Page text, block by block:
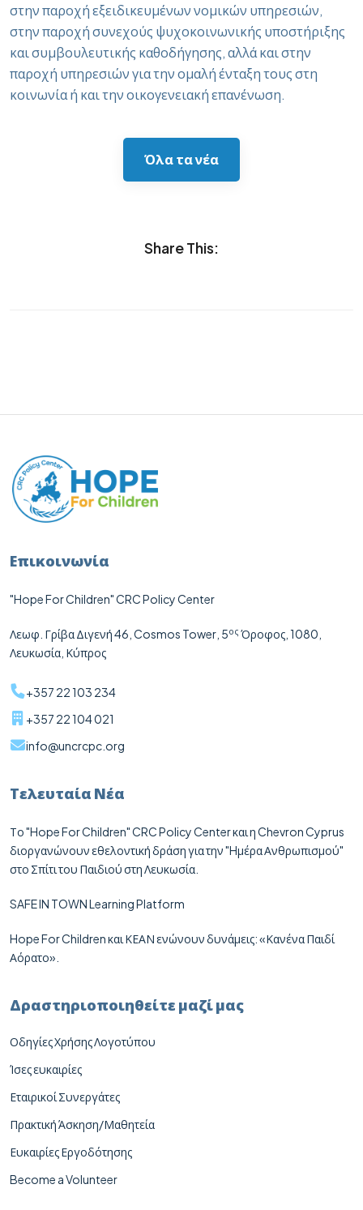
στην παροχή εξειδικευμένων νομικών υπηρεσιών,
στην παροχή συνεχούς ψυχοκοινωνικής υποστήριξης
και συμβουλευτικής καθοδήγησης, αλλά και στην
παροχή υπηρεσιών για την ομαλή ένταξη τους στη
κοινωνία ή και την οικογενειακή επανένωση.
Όλα τα νέα
Share This:
Επικοινωνία
"Hope For Children" CRC Policy Center
Λεωφ. Γρίβα Διγενή 46, Cosmos Tower , 5ος Όροφος, 1080,
Λευκωσία, Κύπρος
+357 22 103 234
+357 22 104 021
info@uncrcpc.org
Τελευταία Νέα
Το "Hope For Children" CRC Policy Center και η Chevron Cyprus
διοργανώνουν εθελοντική δράση για την "Hμέρα Ανθρωπισμού"
στο Σπίτι του Παιδιού στη Λευκωσία.
SAFE IN TOWN Learning Platform
Hope For Children και ΚΕΑΝ ενώνουν δυνάμεις: «Κανένα Παιδί
Αόρατο».
Δραστηριοποιηθείτε μαζί μας
Οδηγίες Χρήσης Λογοτύπου
Ίσες ευκαιρίες
Εταιρικοί Συνεργάτες
Πρακτική Άσκηση/Μαθητεία
Ευκαιρίες Εργοδότησης
Become a Volunteer